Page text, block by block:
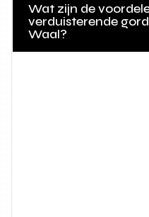
Wat zijn de
verduisterende
Waal?